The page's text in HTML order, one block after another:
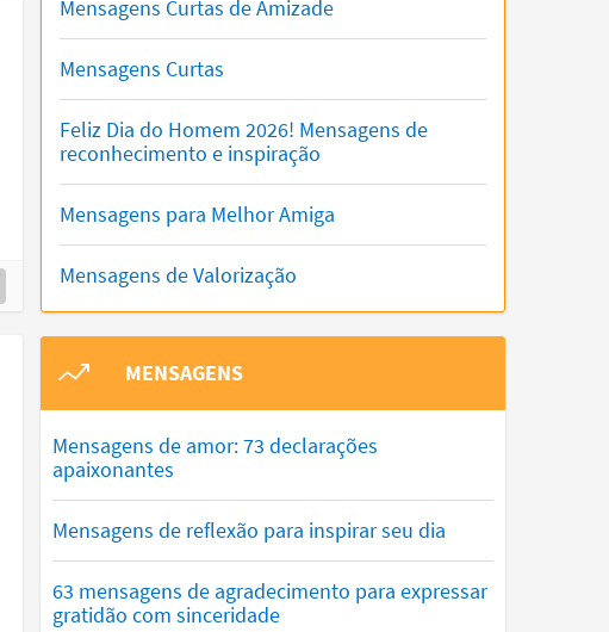
Mensagens Curtas de Amizade
Mensagens Curtas
Feliz Dia do Homem 2026! Mensagens de
reconhecimento e inspiração
Mensagens para Melhor Amiga
Mensagens de Valorização
MENSAGENS
Mensagens de amor: 73 declarações
apaixonantes
Mensagens de reflexão para inspirar seu dia
63 mensagens de agradecimento para expressar
gratidão com sinceridade